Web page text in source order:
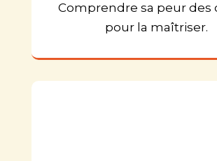
Comprendre sa peur des
pour la maîtriser.